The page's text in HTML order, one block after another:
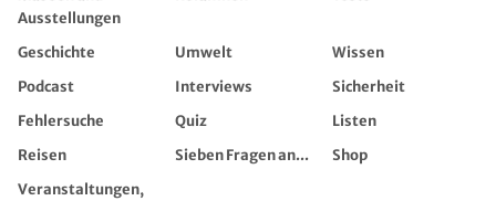
Ausstellungen
Geschichte Umwelt
Wissen
Podcast
Interviews
Sicherheit
Fehlersuche
Quiz
Listen
Reisen
Sieben Fragen an...
Shop
Veranstaltungen,